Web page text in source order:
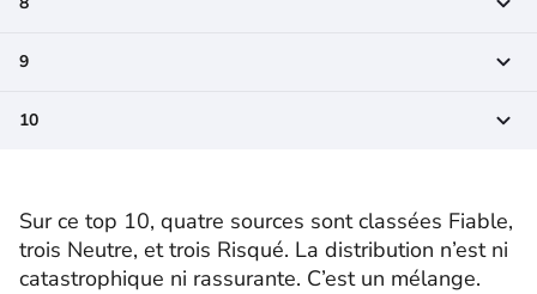
9
10
Sur ce top 10, quatre sources sont classées Fiable,
trois Neutre, et trois Risqué. La distribution n’est ni
catastrophique ni rassurante. C’est un mélange.